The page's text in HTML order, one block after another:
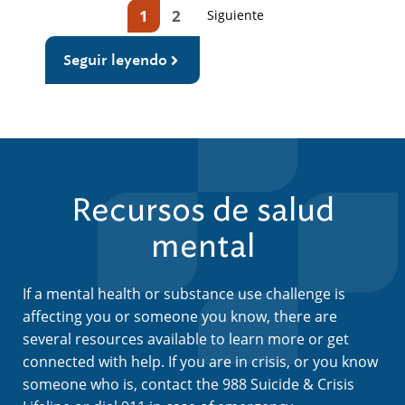
1 2 Siguiente
Seguir leyendo
Recursos de salud
mental
If a mental health or substance use challenge is
affecting you or someone you know, there are
several resources available to learn more or get
connected with help. If you are in crisis, or you know
someone who is, contact the 988 Suicide & Crisis